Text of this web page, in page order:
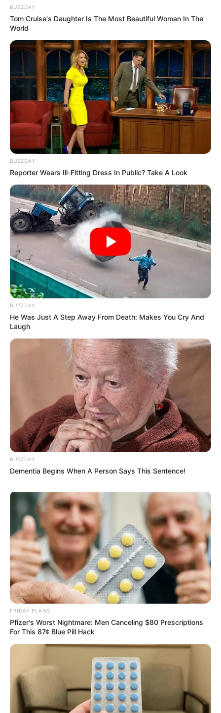
TAGS
ΕΥΒΟΙΑ
ΕΥΒΟΙΑ ΝΕΑ ΚΥΜΗ ΝΕΑ
ΤΑΥΤΟΤΗΤΑ ΚΑΙ ΕΠΙΚΟΙΝΩΝΙΑ
BUZZDAY
Tom Cruise's Daughter Is The Most Beautiful Woman In The
World
BUZZDAY
Reporter Wears Ill-Fitting Dress In Public? Take A Look
BUZZDAY
He Was Just A Step Away From Death: Makes You Cry And
Laugh
BUZZDAY
Dementia Begins When A Person Says This Sentence!
FRIDAY PLANS
Pfizer's Worst Nightmare: Men Canceling $80 Prescriptions
For This 87¢ Blue Pill Hack